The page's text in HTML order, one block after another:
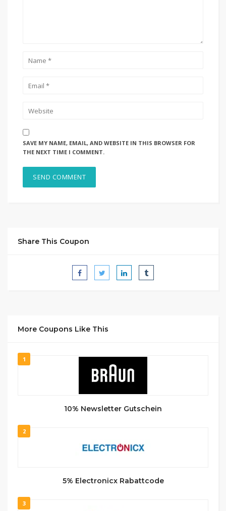
SAVE MY NAME, EMAIL, AND WEBSITE IN THIS BROWSER FOR
THE NEXT TIME I COMMENT.
Share This Coupon
More Coupons Like This
1
10% Newsletter Gutschein
2
5% Electronicx Rabattcode
3